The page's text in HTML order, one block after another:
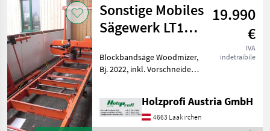
Sonstige Mobiles
Sägewerk LT15
gebraucht
19.990
€
IVA
indetraibile
Blockbandsäge Woodmizer,
Bj. 2022, inkl. Vorschneider,
Vorschub, 900 mm max.
Stammdurchmesser, 11 kW,
Holzprofi Austria GmbH
4663 Laakirchen